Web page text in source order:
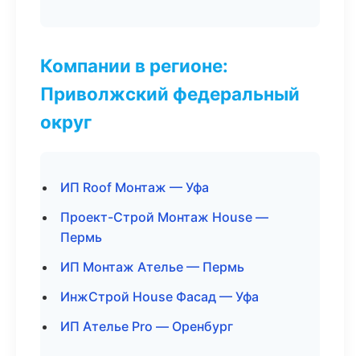
Компании в регионе:
Приволжский федеральный
округ
ИП Roof Монтаж — Уфа
Проект-Строй Монтаж House —
Пермь
ИП Монтаж Ателье — Пермь
ИнжСтрой House Фасад — Уфа
ИП Ателье Pro — Оренбург